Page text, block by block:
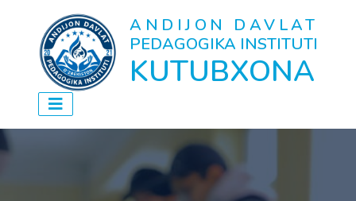
ANDIJON DAVLAT
PEDAGOGIKA INSTITUTI
KUTUBXONA